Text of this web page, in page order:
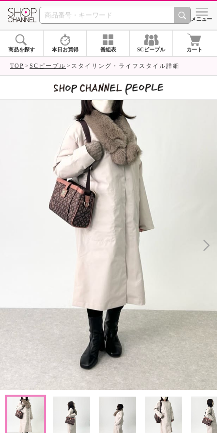
SHOP CHANNEL シメニュー
商品を探す 本日お買得 番組表 SCピープル カート
TOP SCピープル スタイリング・ライフスタイル詳細